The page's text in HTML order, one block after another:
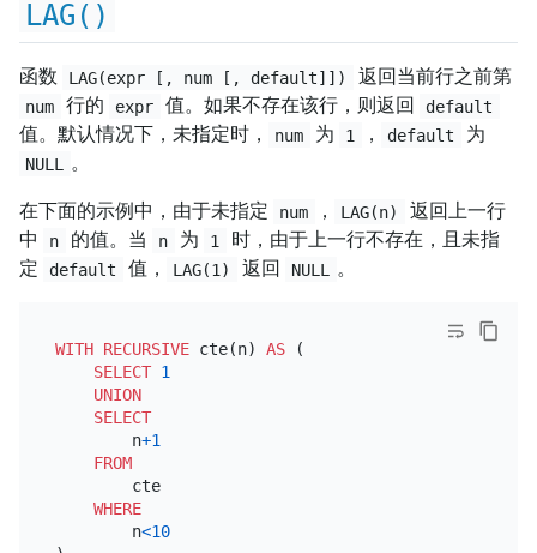
LAG()
函数 LAG(expr [, num [, default]]) 返回当前行之前第
num 行的 expr 值。如果不存在该行，则返回 default
值。默认情况下，未指定时， num 为 1 ， default 为
NULL 。
在下面的示例中，由于未指定 num ， LAG(n)
返回上一行
中
n 的值。当 n 为 1
时，由于上一行不存在，且未指
定
default 值， LAG(1) 返回 NULL 。
WITH RECURSIVE cte(n) AS (
SELECT 1
UNION
SELECT
        n
+1
FROM
        cte
WHERE
        n
<10